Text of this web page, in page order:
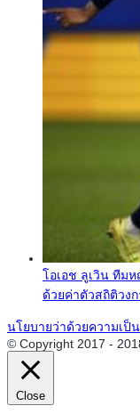
โอเอช ลูเวิน ทีม
ด้วยค่าตัวสถิติวง
นโยบายว่าด้วยความเป็
© Copyright 2017 -
Close